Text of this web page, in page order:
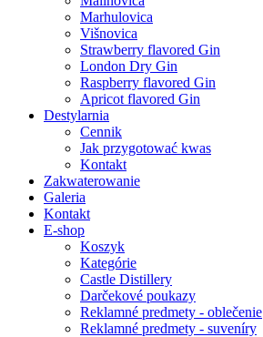
Marhulovica
Višnovica
Strawberry flavored Gin
London Dry Gin
Raspberry flavored Gin
Apricot flavored Gin
Destylarnia
Cennik
Jak przygotować kwas
Kontakt
Zakwaterowanie
Galeria
Kontakt
E-shop
Koszyk
Kategórie
Castle Distillery
Darčekové poukazy
Reklamné predmety - oblečenie
Reklamné predmety - suveníry